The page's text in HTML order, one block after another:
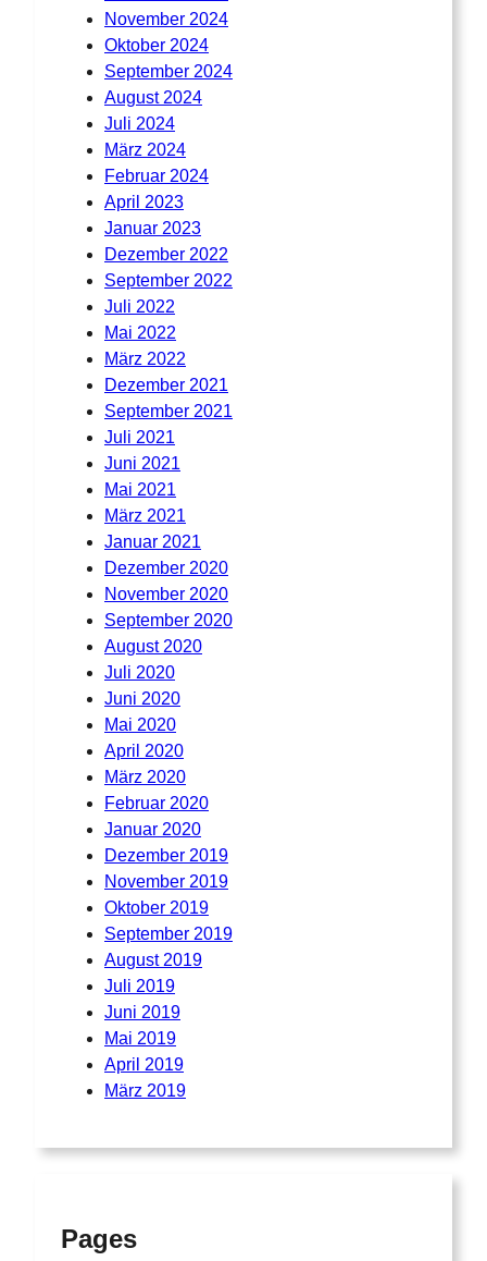
November 2024
Oktober 2024
September 2024
August 2024
Juli 2024
März 2024
Februar 2024
April 2023
Januar 2023
Dezember 2022
September 2022
Juli 2022
Mai 2022
März 2022
Dezember 2021
September 2021
Juli 2021
Juni 2021
Mai 2021
März 2021
Januar 2021
Dezember 2020
November 2020
September 2020
August 2020
Juli 2020
Juni 2020
Mai 2020
April 2020
März 2020
Februar 2020
Januar 2020
Dezember 2019
November 2019
Oktober 2019
September 2019
August 2019
Juli 2019
Juni 2019
Mai 2019
April 2019
März 2019
Pages